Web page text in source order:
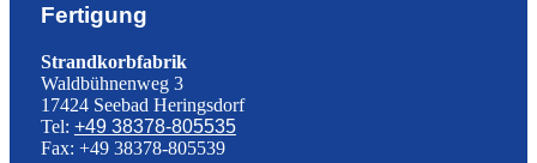
Fertigung
Strandkorbfabrik
Waldbühnenweg 3
17424 Seebad Heringsdorf
Tel: +49 38378-805535
Fax: +49 38378-805539